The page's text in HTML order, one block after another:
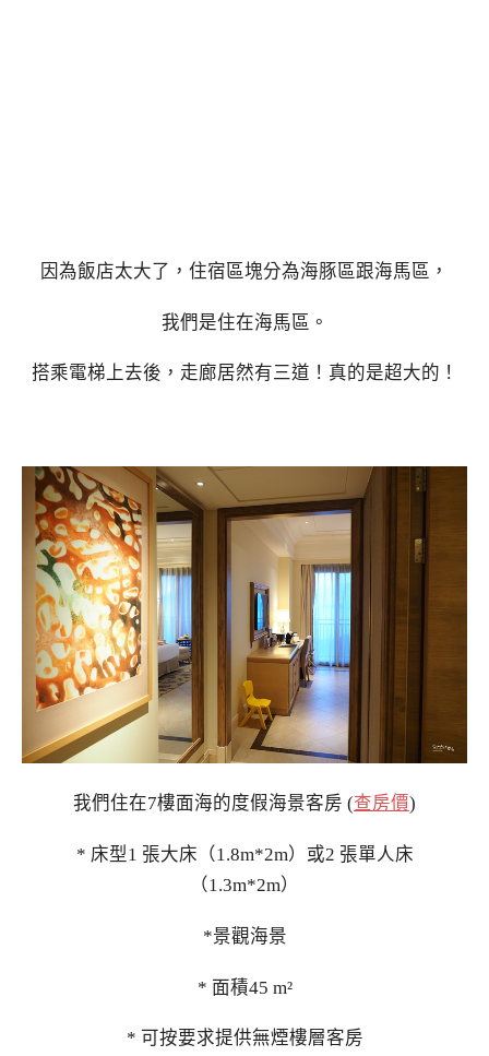
因為飯店太大了，住宿區塊分為海豚區跟海馬區，
我們是住在海馬區。
搭乘電梯上去後，走廊居然有三道！真的是超大的！
我們住在7樓面海的度假海景客房 (查房價)
* 床型1 張大床（1.8m*2m）或2 張單人床
（1.3m*2m）
*景觀海景
* 面積45 m²
* 可按要求提供無煙樓層客房